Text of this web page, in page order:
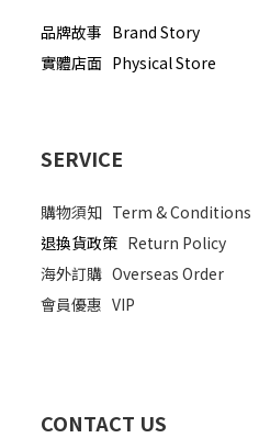
品牌故事 Brand Story
實體店面 Physical Store
SERVICE
購物須知 Term & Conditions
退換貨政策 Return Policy
海外訂購 Overseas Order
會員優惠 VIP
CONTACT US